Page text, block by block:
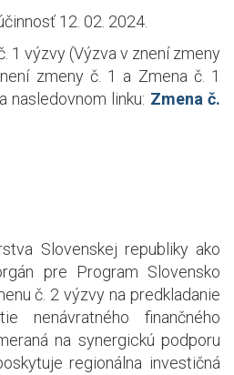
12. 02. 2024.
1 výzvy (Výzva v znení zmeny
zmeny č. 1 a Zmena č. 1
nasledovnom linku: Zmena č.
Slovenskej republiky ako
pre Program Slovensko
č. 2 výzvy na predkladanie
nenávratného finančného
na synergickú podporu
regionálna investičná